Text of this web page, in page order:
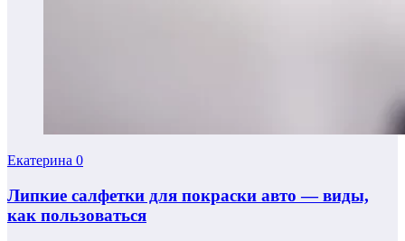
Екатерина 0
Липкие салфетки для покраски авто — виды,
как пользоваться